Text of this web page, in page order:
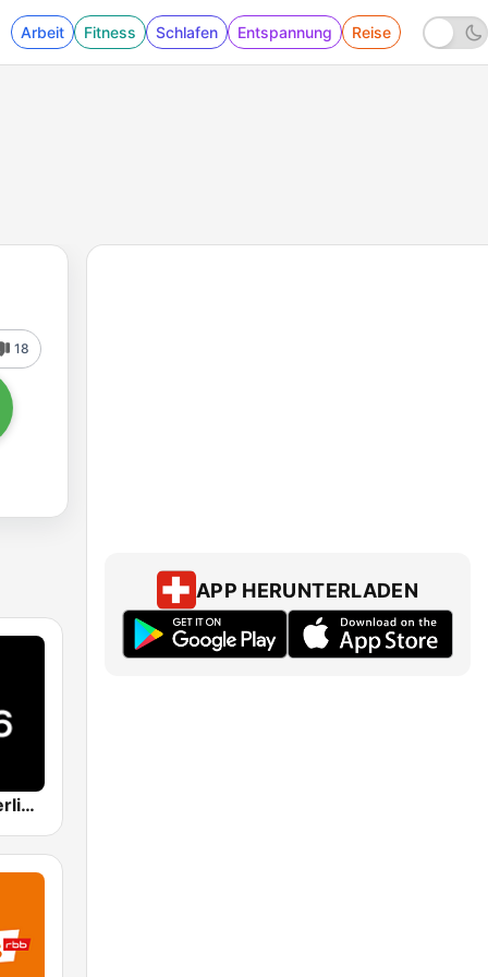
Arbeit Fitness Schlafen Entspannung Reise
18
104.6 RTL Berlins Hitradio
APP HERUNTERLADEN